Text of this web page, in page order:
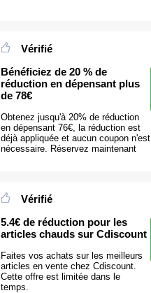
Vérifié
Bénéficiez de 20 % de
réduction en dépensant plus
de 78€
Obtenez jusqu'à 20% de réduction
en dépensant 76€, la réduction est
déjà appliquée et aucun coupon n'est
nécessaire. Réservez maintenant
Vérifié
5.4€ de réduction pour les
articles chauds sur Cdiscount
Faites vos achats sur les meilleurs
articles en vente chez Cdiscount.
Cette offre est limitée dans le
temps.